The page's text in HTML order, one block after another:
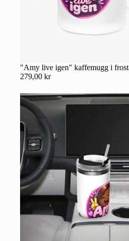
"Amy live igen" kaffemugg i
279,00 kr